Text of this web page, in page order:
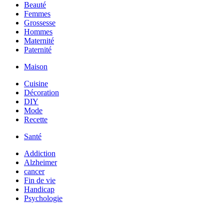
Beauté
Femmes
Grossesse
Hommes
Maternité
Paternité
Maison
Cuisine
Décoration
DIY
Mode
Recette
Santé
Addiction
Alzheimer
cancer
Fin de vie
Handicap
Psychologie